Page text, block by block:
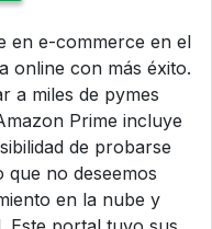
en e-commerce en el
online con más éxito.
a miles de pymes
Prime incluye
de probarse
no deseemos
en la nube y